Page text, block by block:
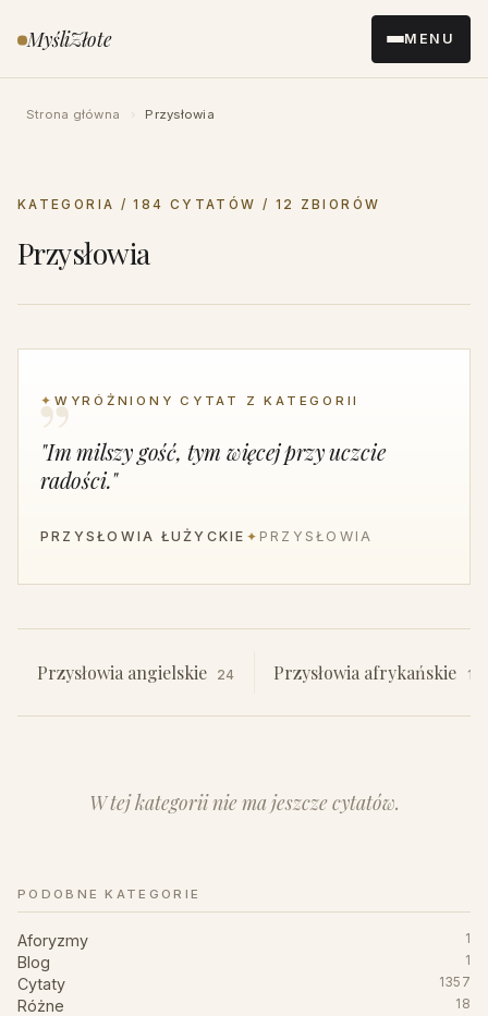
do MyśliZłote MENU
Strona główna › Przysłowia
KATEGORIA / 184 CYTATÓW / 12 ZBIORÓW
Przysłowia
✦ WYRÓŻNIONY CYTAT Z KATEGORII
"Im milszy gość, tym więcej przy uczcie
radości."
PRZYSŁOWIA ŁUŻYCKIE ✦ PRZYSŁOWIA
Przysłowia angielskie 24 Przysłowia afrykańskie 15
W tej kategorii nie ma jeszcze cytatów.
PODOBNE KATEGORIE
Aforyzmy 1
Blog 1
Cytaty 1357
Różne 18